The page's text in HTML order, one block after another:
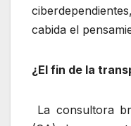
cabida el
¿El fin de la
La consultora